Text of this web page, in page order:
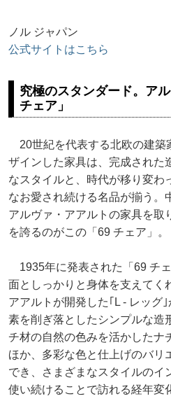
ノル ジャパン
公式サイトはこちら
究極のスタンダード。ア
チェア」
20世紀を代表する北欧の建築
ザインした家具は、完成された
なスタイルと、時代が移り変わ
なお愛され続ける名品が揃う。
アルヴァ・アアルトの家具を取
を誇るのがこの「69 チェア」。
1935年に発表された「69 チ
面としっかりと身体を支えてく
アアルトが開発した｢L - レッグ
素を削ぎ落としたシンプルな造
チ材の自然の色みを活かしたナ
ほか、多彩な色と仕上げのバリ
でき、さまざまなスタイルのイ
使い続けることで訪れる経年変